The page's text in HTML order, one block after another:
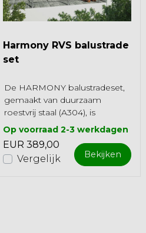
Harmony RVS balustrade
set
De HARMONY balustradeset,
gemaakt van duurzaam
roestvrij staal (A304), is
geschikt voor binnen en
buiten. Verlengbaar, e...
Op voorraad 2-3 werkdagen
EUR 389,00
Vergelijk
Bekijken